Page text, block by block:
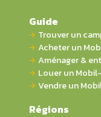
Guide
Trouver un
Acheter un
Aménager &
Louer un
Vendre un
Régions